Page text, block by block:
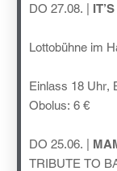
DO 27.08. |
Lottobühne im
Einlass 18 Uhr,
Obolus: 6 €
DO 25.06. |
TRIBUTE TO